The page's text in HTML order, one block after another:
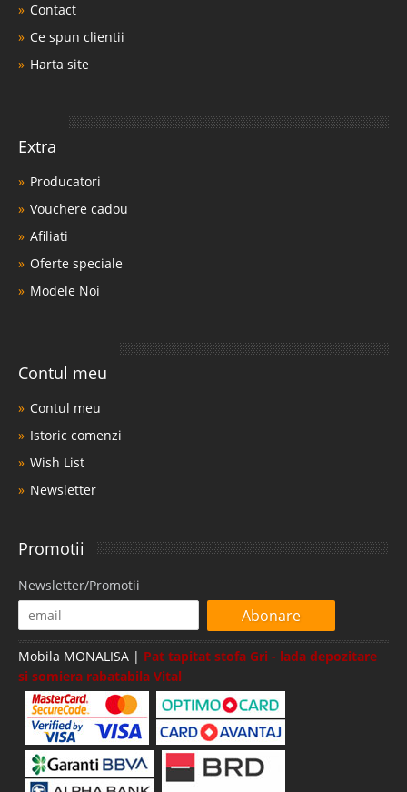
Contact
Ce spun clientii
Harta site
Extra
Producatori
Vouchere cadou
Afiliati
Oferte speciale
Modele Noi
Contul meu
Contul meu
Istoric comenzi
Wish List
Newsletter
Promotii
Newsletter/Promotii
Abonare
Mobila MONALISA | Pat tapitat stofa Gri - lada depozitare
si somiera rabatabila Vital